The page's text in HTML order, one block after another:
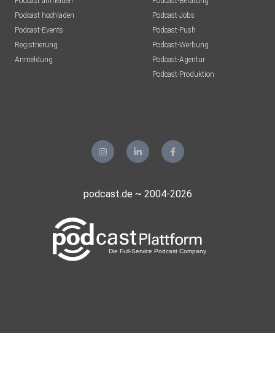
Podcast hochladen
Podcast-Events
Registrierung
Anmeldung
Podcast-Jobs
Podcast-Push
Podcast-Werbung
Podcast-Agentur
Podcast-Produktion
podcast.de ~ 2004-2026